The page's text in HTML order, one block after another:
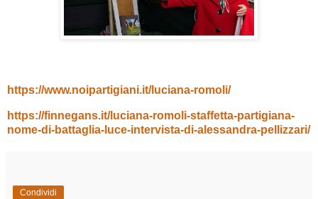
https://www.noipartigiani.it/luciana-romoli/
https://finnegans.it/luciana-romoli-staffetta-partigiana-
nome-di-battaglia-luce-intervista-di-alessandra-pellizzari/
Condividi